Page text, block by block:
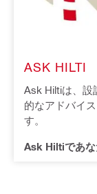
ASK HILTI
Ask Hiltiは、設
的なアドバイ
す。
Ask Hiltiであな